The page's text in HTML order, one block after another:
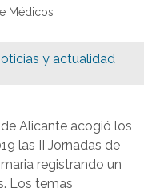
Médicos
y actualidad
Alicante acogió los
las II Jornadas de
registrando un
Los temas